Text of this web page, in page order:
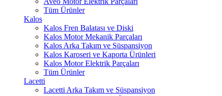
Tüm Ürünler
Kalos
Kalos Fren Balatası ve Diski
Kalos Motor Mekanik Parçaları
Kalos Arka Takım ve Süspansiyon
Kalos Karoseri ve Kaporta Ürünleri
Kalos Motor Elektrik Parçaları
Tüm Ürünler
Lacetti
Lacetti Arka Takım ve Süspansiyon